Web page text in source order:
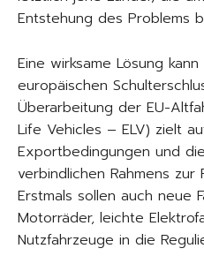
Entstehung des Problems
Eine wirksame Lösung
europäischen
Überarbeitung der EU-
Life Vehicles – ELV) zielt
Exportbedingungen und
verbindlichen Rahmens zur
Erstmals sollen auch neue
Motorräder, leichte
Nutzfahrzeuge in die